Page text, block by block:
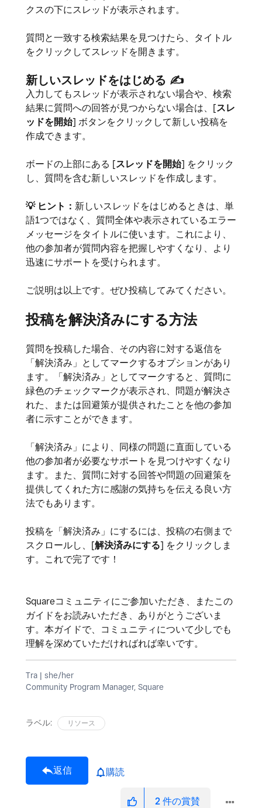
クスの下にスレッドが表示されます。
質問と一致する検索結果を見つけたら、タイトル
をクリックしてスレッドを開きます。
新しいスレッドをはじめる ✍️
入力してもスレッドが表示されない場合や、検索
結果に質問への回答が見つからない場合は、[スレ
ッドを開始] ボタンをクリックして新しい投稿を
作成できます。
ボードの上部にある [スレッドを開始] をクリック
し、質問を含む新しいスレッドを作成します。
💡ヒント： 新しいスレッドをはじめるときは、単
語1つではなく、質問全体や表示されているエラー
メッセージをタイトルに使います。これにより、
他の参加者が質問内容を把握しやすくなり、より
迅速にサポートを受けられます。
ご説明は以上です。ぜひ投稿してみてください。
投稿を解決済みにする方法
質問を投稿した場合、その内容に対する返信を
「解決済み」としてマークするオプションがあり
ます。「解決済み」としてマークすると、質問に
緑色のチェックマークが表示され、問題が解決さ
れた、または回避策が提供されたことを他の参加
者に示すことができます。
「解決済み」により、同様の問題に直面している
他の参加者が必要なサポートを見つけやすくなり
ます。また、質問に対する回答や問題の回避策を
提供してくれた方に感謝の気持ちを伝える良い方
法でもあります。
投稿を「解決済み」にするには、投稿の右側まで
スクロールし、[解決済みにする] をクリックしま
す。これで完了です！
Squareコミュニティにご参加いただき、またこの
ガイドをお読みいただき、ありがとうございま
す。本ガイドで、コミュニティについて少しでも
理解を深めていただければれば幸いです。
Tra | she/her
Community Program Manager, Square
ラベル: リソース
返信 購読
2件の賞賛